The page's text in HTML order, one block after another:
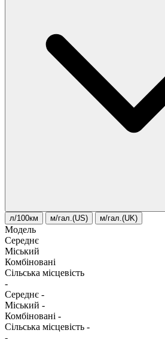
л/100км м/гал.(US) м/гал.(UK)
Модель
Середнє
Міський
Комбіновані
Сільська місцевість
-
Середнє -
Міський -
Комбіновані -
Сільська місцевість -